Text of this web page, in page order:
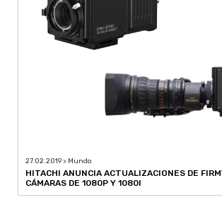
27.02.2019 > Mundo
HITACHI ANUNCIA ACTUALIZACIONES DE
CÁMARAS DE 1080P Y 1080I